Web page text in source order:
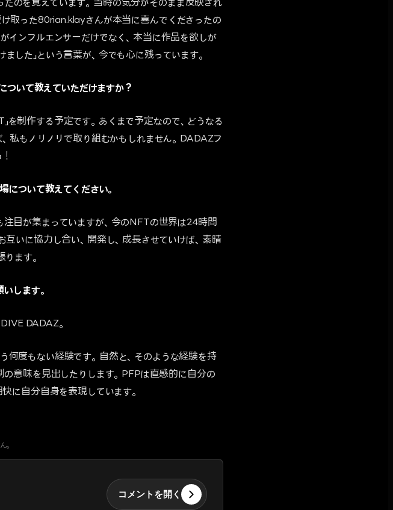
たのを覚えています。当時の気分がそのまま反映され
取った80rian.klayさんが本当に喜んでくださったの
インフルエンサーだけでなく、本当に作品を欲しが
した」という言葉が、今でも心に残っています。
いて教えていただけますか？
を制作する予定です。あくまで予定なので、どうなる
私もノリノリで取り組むかもしれません。DADAZフ
について教えてください。
注目が集まっていますが、今のNFTの世界は24時間
いに協力し合い、開発し、成長させていけば、素晴
ます。
します。
DADAZ。
何度もない経験です。自然と、そのような経験を持
意味を見出したりします。PFPは直感的に自分の
に自分自身を表現しています。
。
コメントを開く